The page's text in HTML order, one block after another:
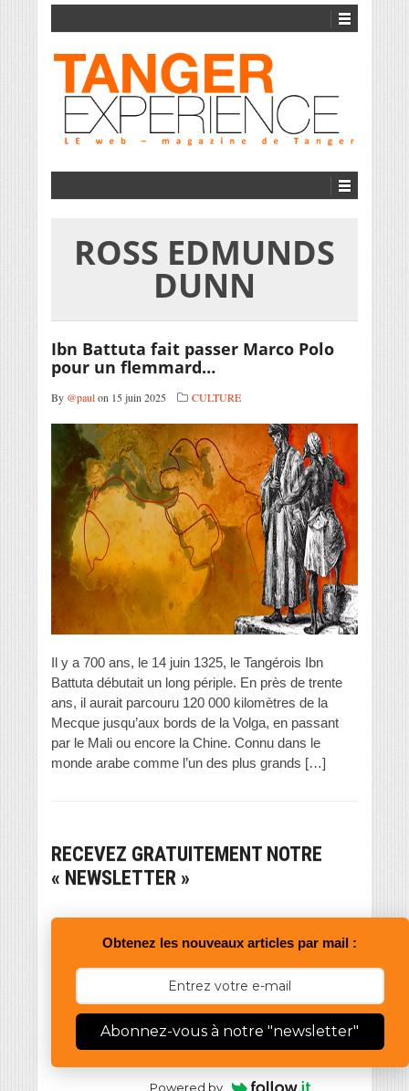
ROSS EDMUNDS
DUNN
Ibn Battuta fait passer Marco Polo
pour un flemmard…
By @paulon 15 juin 2025 CULTURE
Il y a 700 ans, le 14 juin 1325, le Tangérois Ibn
Battuta débutait un long périple. En près de trente
ans, il aurait parcouru 120 000 kilomètres de la
Mecque jusqu’aux bords de la Volga, en passant
par le Mali ou encore la Chine. Connu dans le
monde arabe comme l’un des plus grands […]
RECEVEZ GRATUITEMENT NOTRE
« NEWSLETTER »
Obtenez les nouveaux articles par mail :
Abonnez-vous à notre "newsletter"
Powered by